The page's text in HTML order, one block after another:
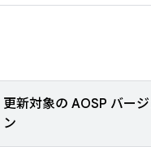
更新対象の AOSP バージ
ン